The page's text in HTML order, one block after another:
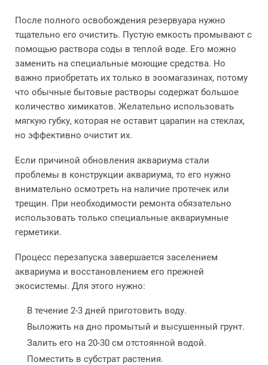
После полного освобождения резервуара нужно
тщательно его очистить. Пустую емкость промывают с
помощью раствора соды в теплой воде. Его можно
заменить на специальные моющие средства. Но
важно приобретать их только в зоомагазинах, потому
что обычные бытовые растворы содержат большое
количество химикатов. Желательно использовать
мягкую губку, которая не оставит царапин на стеклах,
но эффективно очистит их.
Если причиной обновления аквариума стали
проблемы в конструкции аквариума, то его нужно
внимательно осмотреть на наличие протечек или
трещин. При необходимости ремонта обязательно
использовать только специальные аквариумные
герметики.
Процесс перезапуска завершается заселением
аквариума и восстановлением его прежней
экосистемы. Для этого нужно:
В течение 2-3 дней приготовить воду.
Выложить на дно промытый и высушенный грунт.
Залить его на 20-30 см отстоянной водой.
Поместить в субстрат растения.